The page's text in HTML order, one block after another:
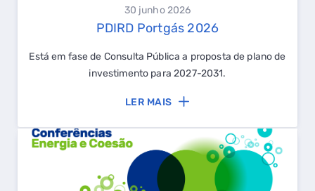
30 junho 2026
PDIRD Portgás 2026
Está em fase de Consulta Pública a proposta de plano de
investimento para 2027-2031.
LER MAIS